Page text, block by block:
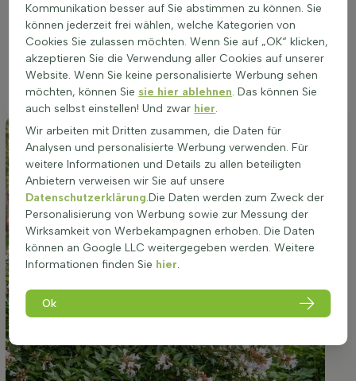
kräftigeren Pflanze mit intensiverer Blattfarbe und besserer
Widerstandsfähigkeit. Abelia grandiflora eignet sich
hervorragend für die Bepflanzung in Beeten, als
Gruppenpflanzung, Solitär oder in Töpfen. Ein optimaler
Standort ist entscheidend für das Wohlbefinden und die
Blühfreudigkeit dieser immergrünen Pflanze.
Kommunikation besser auf Sie abstimmen zu können. Sie
können jederzeit frei wählen, welche Kategorien von
Cookies Sie zulassen möchten. Wenn Sie auf „OK“ klicken,
akzeptieren Sie die Verwendung aller Cookies auf unserer
Website. Wenn Sie keine personalisierte Werbung sehen
möchten, können Sie sie hier ablehnen. Das können Sie
auch selbst einstellen! Und zwar hier.
Wir arbeiten mit Dritten zusammen, die Daten für
Analysen und personalisierte Werbung verwenden. Für
weitere Informationen und Details zu allen beteiligten
Anbietern verweisen wir Sie auf unsere
Datenschutzerklärung.Die Daten werden zum Zweck der
Personalisierung von Werbung sowie zur Messung der
Wirksamkeit von Werbekampagnen erhoben. Die Daten
können an Google LLC weitergegeben werden. Weitere
Informationen finden Sie hier.
Ok